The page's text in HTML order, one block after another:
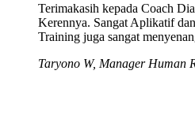
Terimakasih kepada Coach
Kerennya. Sangat Aplikatif
Training juga sangat
Taryono W, Manager Human